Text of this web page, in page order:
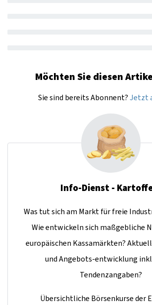
Möchten Sie diesen
Sie sind bereits Abonnent?Jetzt
Info-Dienst -
Was tut sich am Markt für freie
Wie entwickeln sich maßgebliche
europäischen Kassamärkten?
und Angebots-entwicklung
Tendenzangaben?
Übersichtliche Börsenkurse der